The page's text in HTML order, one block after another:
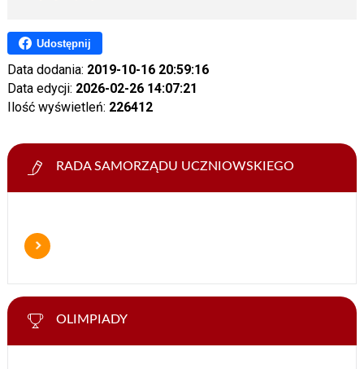
Udostępnij
Data dodania: 2019-10-16 20:59:16
Data edycji: 2026-02-26 14:07:21
Ilość wyświetleń: 226412
RADA SAMORZĄDU UCZNIOWSKIEGO
OLIMPIADY